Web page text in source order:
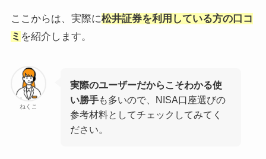
ここからは、実際に松井証券を利用している方の口コ
ミ を紹介します。
ねくこ
実際のユーザーだからこそわかる使
い勝手も多いので、NISA口座選びの
参考材料としてチェックしてみてく
ださい。